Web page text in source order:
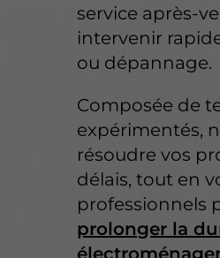
service après-
intervenir
ou dépannage.
Composée de
expérimentés,
résoudre vos
délais, tout en
professionnels
prolonger la